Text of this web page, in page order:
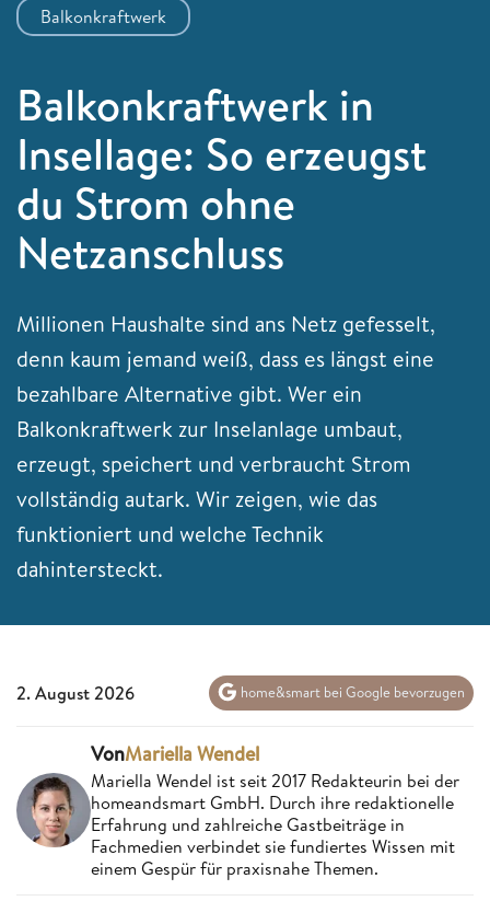
Balkonkraftwerk
Balkonkraftwerk in
Insellage: So erzeugst
du Strom ohne
Netzanschluss
Millionen Haushalte sind ans Netz gefesselt,
denn kaum jemand weiß, dass es längst eine
bezahlbare Alternative gibt. Wer ein
Balkonkraftwerk zur Inselanlage umbaut,
erzeugt, speichert und verbraucht Strom
vollständig autark. Wir zeigen, wie das
funktioniert und welche Technik
dahintersteckt.
2. August 2026 home&smart bei Google bevorzugen
VonMariella Wendel
Mariella Wendel ist seit 2017 Redakteurin bei der
homeandsmart GmbH. Durch ihre redaktionelle
Erfahrung und zahlreiche Gastbeiträge in
Fachmedien verbindet sie fundiertes Wissen mit
einem Gespür für praxisnahe Themen.